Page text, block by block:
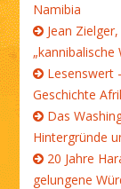
Namibia
Jean
Lesenswert
Geschichte
Das
Hintergründe
20 Jahre
gelungene